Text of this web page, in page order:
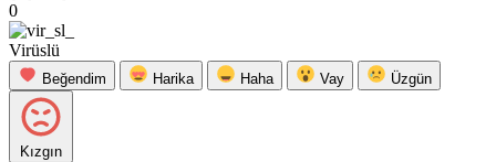
0
Virüslü
Beğendim Harika Haha Vay Üzgün
Kızgın